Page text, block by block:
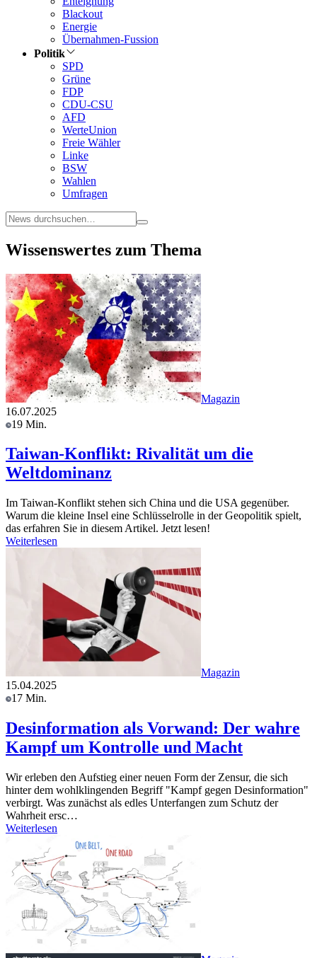
Blackout
Energie
Übernahmen-Fussion
Politik
SPD
Grüne
FDP
CDU-CSU
AFD
WerteUnion
Freie Wähler
Linke
BSW
Wahlen
Umfragen
Wissenswertes zum Thema
Magazin
16.07.2025
19 Min.
Taiwan-Konflikt: Rivalität um die
Weltdominanz
Im Taiwan-Konflikt stehen sich China und die USA gegenüber.
Warum die kleine Insel eine Schlüsselrolle in der Geopolitik spielt,
das erfahren Sie in diesem Artikel. Jetzt lesen!
Weiterlesen
Magazin
15.04.2025
17 Min.
Desinformation als Vorwand: Der wahre
Kampf um Kontrolle und Macht
Wir erleben den Aufstieg einer neuen Form der Zensur, die sich
hinter dem wohlklingenden Begriff "Kampf gegen Desinformation"
verbirgt. Was zunächst als edles Unterfangen zum Schutz der
Wahrheit ersc…
Weiterlesen